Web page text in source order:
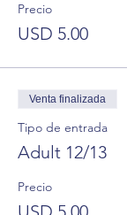
Precio
USD 5.00
Venta finalizada
Tipo de entrada
Adult 12/13
Precio